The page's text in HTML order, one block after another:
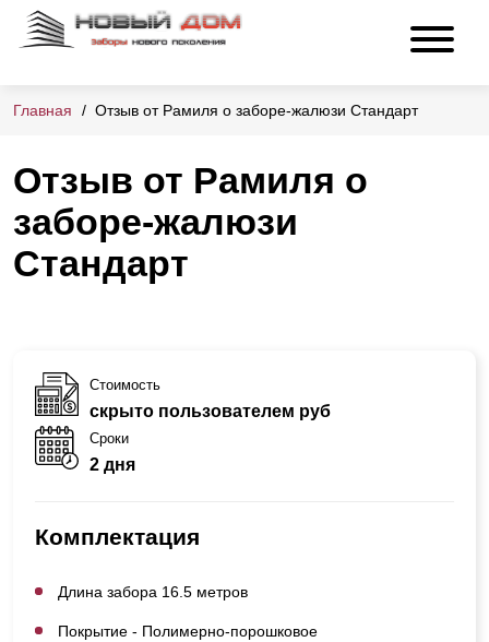
Главная Отзыв от Рамиля о заборе-жалюзи Стандарт
Отзыв от Рамиля о
заборе-жалюзи
Стандарт
Стоимость
скрыто пользователем руб
Сроки
2 дня
Комплектация
Длина забора 16.5 метров
Покрытие - Полимерно-порошковое